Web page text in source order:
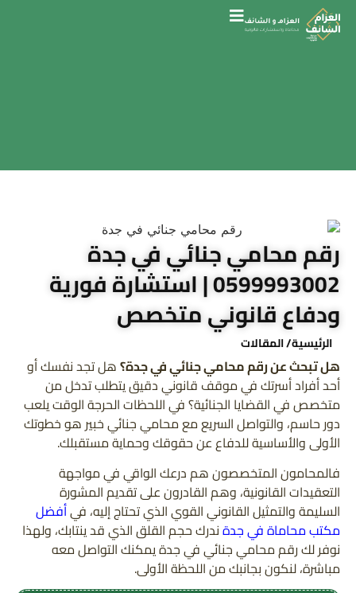
رقم محامي جنائي في جدة
0599993002 | استشارة فورية
ودفاع قانوني متخصص
الرئيسية/ المقالات
هل تبحث عن رقم محامي جنائي في جدة؟هل تجد نفسك أو
أحد أفراد أسرتك في موقف قانوني دقيق يتطلب تدخل من
متخصص في القضايا الجنائية؟ في اللحظات الحرجة الوقت يلعب
دور حاسم، والتواصل السريع مع محامي جنائي خبير هو خطوتك
الأولى والأساسية للدفاع عن حقوقك وحماية مستقبلك.
فالمحامون المتخصصون هم درعك الواقي في مواجهة
التعقيدات القانونية، وهم القادرون على تقديم المشورة
السليمة والتمثيل القانوني القوي الذي تحتاج إليه، فيأفضل
مكتب محاماة في جدةندرك حجم القلق الذي قد ينتابك، ولهذا
نوفر لك رقم محامي جنائي في جدة يمكنك التواصل معه
مباشرة، لنكون بجانبك من اللحظة الأولى.